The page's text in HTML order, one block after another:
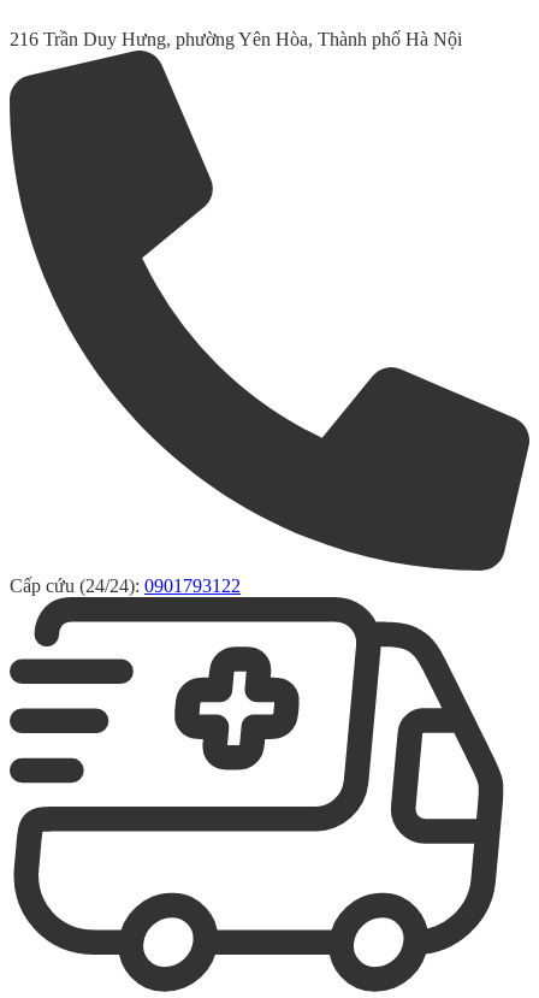
216 Trần Duy Hưng, phường Yên Hòa, Thành phố Hà Nội
Cấp cứu (24/24): 0901793122